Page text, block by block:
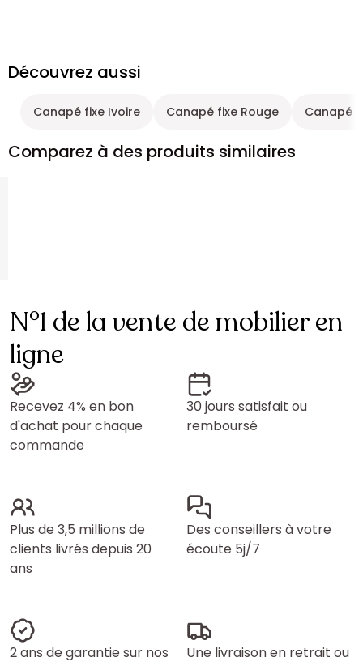
Découvrez aussi
Canapé fixe Ivoire Canapé fixe Rouge Canapé
Comparez à des produits similaires
N°1 de la vente de mobilier en
ligne
Recevez 4% en bon
d'achat pour chaque
commande
30 jours satisfait ou
remboursé
Plus de 3,5 millions de
clients livrés depuis 20
ans
Des conseillers à votre
écoute 5j/7
2 ans de garantie sur nos
Une livraison en retrait ou